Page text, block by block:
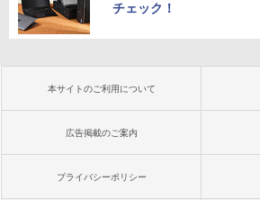
チェック！
本サイトのご利用について
広告掲載のご案内
プライバシーポリシー